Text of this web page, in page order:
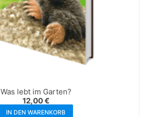
Was lebt im Garten?
12,00€
IN DEN WARENKORB